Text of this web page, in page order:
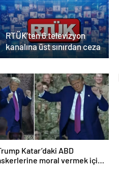
RTÜK’ten 6 televizyon
kanalına üst sınırdan ceza
Katar’daki ABD
moral vermek için